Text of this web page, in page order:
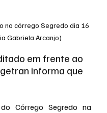
no córrego Segredo dia 16
Gabriela Arcanjo)
em frente ao
informa que
Córrego Segredo na